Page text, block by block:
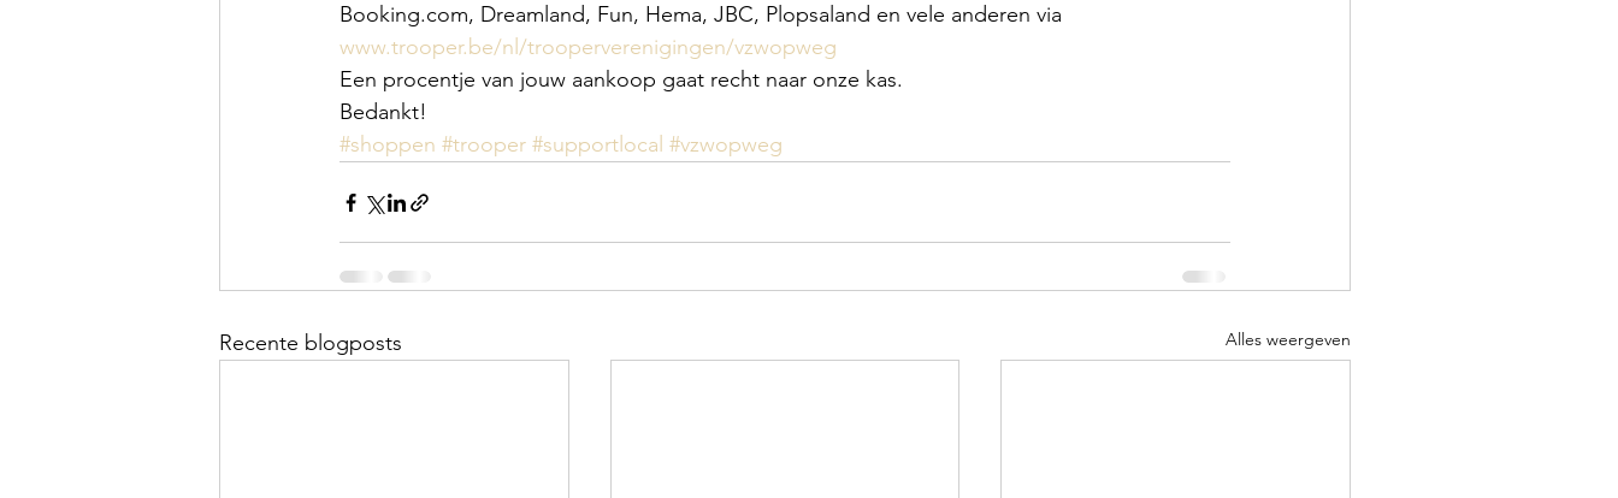
Booking.com, Dreamland, Fun, Hema, JBC, Plopsaland en vele anderen via
www.trooper.be/nl/trooperverenigingen/vzwopweg
Een procentje van jouw aankoop gaat recht naar onze kas.
Bedankt!
#shoppen #trooper #supportlocal #vzwopweg
Recente blogposts Alles weergeven